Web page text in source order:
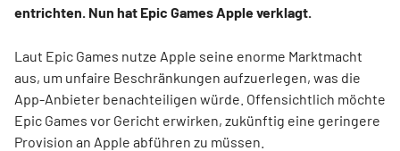
entrichten. Nun hat Epic Games Apple verklagt.
Laut Epic Games nutze Apple seine enorme Marktmacht
aus, um unfaire Beschränkungen aufzuerlegen, was die
App-Anbieter benachteiligen würde. Offensichtlich möchte
Epic Games vor Gericht erwirken, zukünftig eine geringere
Provision an Apple abführen zu müssen.